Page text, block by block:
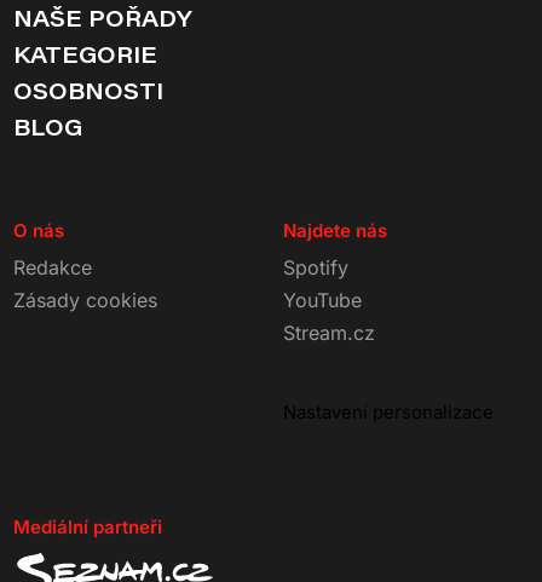
NAŠE POŘADY
KATEGORIE
OSOBNOSTI
BLOG
O nás
Redakce
Zásady cookies
Najdete nás
Spotify
YouTube
Stream.cz
Nastavení personalizace
Mediální partneři